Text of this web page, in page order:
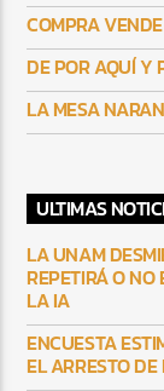
COMPRA
DE POR AQUÍ Y
LA MESA
ULTIMAS
LA UNAM
REPETIRÁ O
LA IA
ENCUESTA
EL ARRESTO